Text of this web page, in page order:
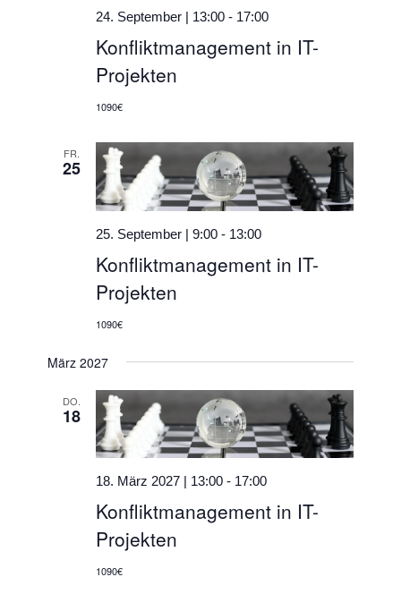
Konfliktmanagement in IT-
Projekten
24. September | 13:00 - 17:00
1090€
FR.
25
Konfliktmanagement in IT-
Projekten
25. September | 9:00 - 13:00
1090€
März 2027
DO.
18
Konfliktmanagement in IT-
Projekten
18. März 2027 | 13:00 - 17:00
1090€